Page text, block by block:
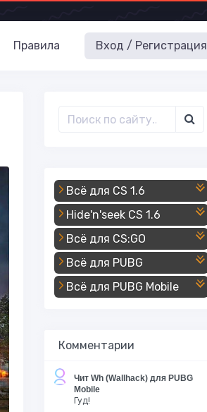
Правила Вход / Регистрация
Всё для CS 1.6
Hide'n'seek CS 1.6
Всё для CS:GO
Всё для PUBG
Всё для PUBG Mobile
Комментарии
Чит Wh (Wallhack) для PUBG
Mobile
Гуд!